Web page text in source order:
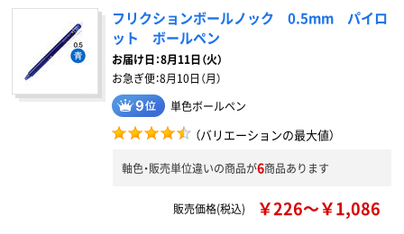
フリクションボールノック 0.5mm パイロ
ット ボールペン
お届け日：8月11日（火）
お急ぎ便：8月10日（月）
単色ボールペン
（バリエーションの最大値）
軸色・販売単位違いの商品が6商品あります
販売価格(税込) ￥226～￥1,086